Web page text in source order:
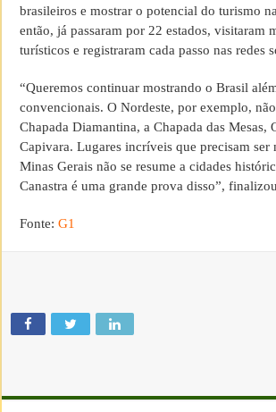
brasileiros e mostrar o potencial do turismo
então, já passaram por 22 estados, visitaram
turísticos e registraram cada passo nas redes
“Queremos continuar mostrando o Brasil
convencionais. O Nordeste, por exemplo,
Chapada Diamantina, a Chapada das Mesas,
Capivara. Lugares incríveis que precisam ser
Minas Gerais não se resume a cidades
Canastra é uma grande prova disso”,
Fonte:G1